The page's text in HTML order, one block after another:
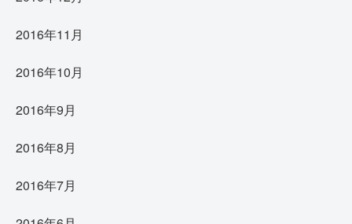
2016年11月
2016年10月
2016年9月
2016年8月
2016年7月